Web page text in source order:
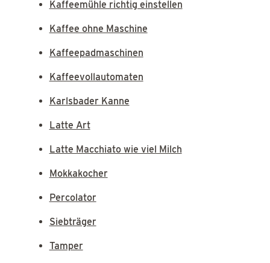
Kaffeemühle richtig einstellen
Kaffee ohne Maschine
Kaffeepadmaschinen
Kaffeevollautomaten
Karlsbader Kanne
Latte Art
Latte Macchiato wie viel Milch
Mokkakocher
Percolator
Siebträger
Tamper